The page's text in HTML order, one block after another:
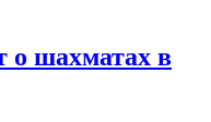
о шахматах в